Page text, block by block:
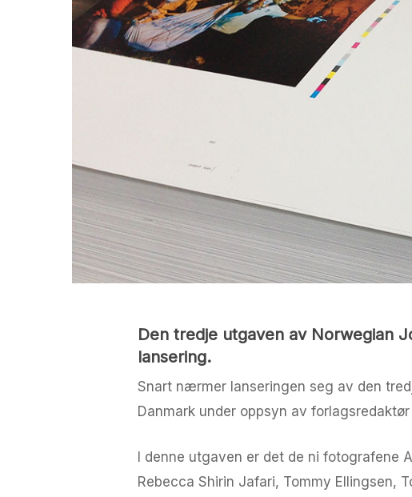
Den tredje utgaven av Norwegian
lansering.
Snart nærmer lanseringen seg av den
Danmark under oppsyn av
I denne utgaven er det de ni fotografene
Rebecca Shirin Jafari, Tommy Ellingsen,